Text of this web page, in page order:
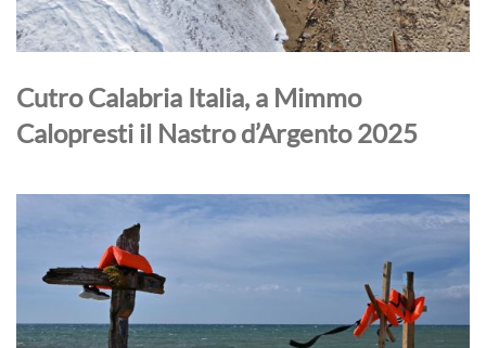
Cutro Calabria Italia, a Mimmo
Calopresti il Nastro d’Argento 2025